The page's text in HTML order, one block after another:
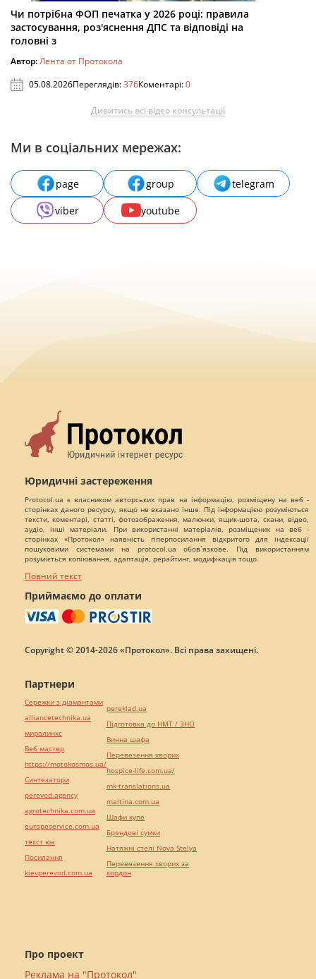
Чи потрібна ФОП печатка у 2026 році: правила
застосування, роз'яснення ДПС та відповіді на
головні з
Автор:Лента от Протокола
05.08.2026Переглядів:376Коментарі:0
Дивитись всі відео консультації
Ми в соціальних мережах:
page group
telegram
viber
youtube
Юридичні застереження
Protocol.ua є власником авторських прав на інформацію, розміщену на веб -
сторінках даного ресурсу, якщо не вказано інше. Під інформацією розуміються
тексти, коментарі, статті, фотозображення, малюнки, ящик-шота, скани, відео,
аудіо, інші матеріали. При використанні матеріалів, розміщених на веб -
сторінках «Протокол» наявність гіперпосилання відкритого для індексації
пошуковими системами на protocol.ua обов`язкове. Під використанням
розуміється копіювання, адаптація, рерайтинг, модифікація тощо.
Повний текст
Приймаємо до оплати
Copyright © 2014-2026 «Протокол». Всі права захищені.
Про проект
Реклама на "Протокол"
Партнери
Сережки з діамантами
alliancetechnika.ua
миралинкс
Веб мастер
https://motokosmos.ua/
Синтезатори
perevod.agency
agrotechnika.com.ua
europeservice.com.ua
текст юа
Посилання
kievperevod.com.ua
pereklad.ua
Підготовка до НМТ / ЗНО
Винна шафа
Перевезення хворих
hospice-life.com.ua/
mk-translations.ua
maltina.com.ua
Шафи купе
Брендові сумки
Натяжні стелі Nova Stelya
Перевезення хворих за
кордон